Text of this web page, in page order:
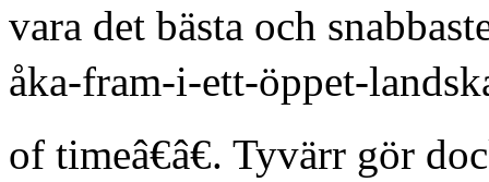
vara det bästa och
åka-fram-i-ett-öppet-
of timeâ€â€. Tyvärr gör